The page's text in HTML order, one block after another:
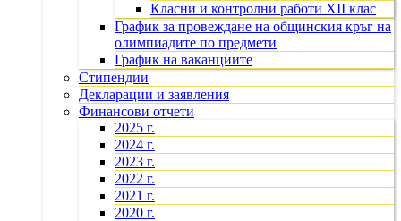
Класни и контролни работи XII клас
График за провеждане на общинския кръг на
олимпиадите по предмети
График на ваканциите
Стипендии
Декларации и заявления
Финансови отчети
2025 г.
2024 г.
2023 г.
2022 г.
2021 г.
2020 г.